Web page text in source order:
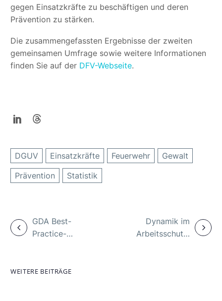
gegen Einsatzkräfte zu beschäftigen und deren
Prävention zu stärken.
Die zusammengefassten Ergebnisse der zweiten
gemeinsamen Umfrage sowie weitere Informationen
finden Sie auf der DFV-Webseite.
DGUV Einsatzkräfte Feuerwehr
Gewalt
Prävention
Statistik
GDA Best-
Practice-
berufsbedingten
Dynamik im
Arbeitsschutz:
WEITERE BEITRÄGE